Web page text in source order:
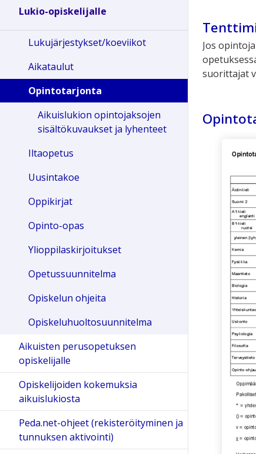
Jos
suorittajat
Lukio-opiskelijalle
Lukujärjestykset/koeviikot
Aikataulut
Opintotarjonta
Aikuislukion opintojaksojen
sisältökuvaukset ja lyhenteet
Iltaopetus
Uusintakoe
Oppikirjat
Opinto-opas
Ylioppilaskirjoitukset
Opetussuunnitelma
Opiskelun ohjeita
Opiskeluhuoltosuunnitelma
Aikuisten perusopetuksen
opiskelijalle
Opiskelijoiden kokemuksia
aikuislukiosta
Peda.net-ohjeet (rekisteröityminen ja
tunnuksen aktivointi)